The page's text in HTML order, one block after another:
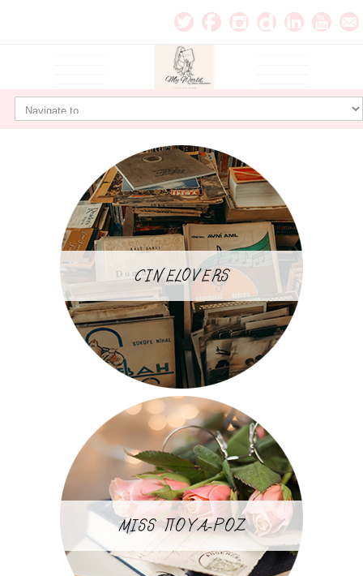
CINELOVERS
MISS ΠΟΥΑ-ΡΟΖ